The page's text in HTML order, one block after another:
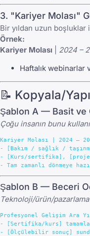
3. "Kariyer Molası"
Bir yıldan uzun
Örnek:
Kariyer Molası
2024 –
Haftalık webinarlar
📝 Kopyala/
Şablon A — Basit ve
Çoğu insanın bunu
Kariyer Molası | 2024 –
- [Bakım / sağlık /
- [Kurs/sertifika], [proje/
Şablon B — Beceri
Teknoloji/ürün/
Profesyonel Gelişim Ara
- [Sertifika/kurs]
- [Ölçülebilir sonuç]